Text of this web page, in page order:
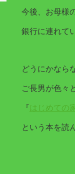
今後、お母様
銀行に連れて
どうにかなら
ご長男が色々
『はじめての
という本を読